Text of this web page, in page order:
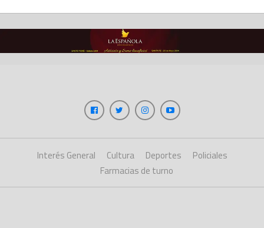
Interés General Cultura Deportes
Policiales
Farmacias de turno